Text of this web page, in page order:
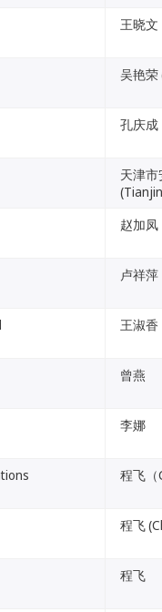
王晓文
吴艳荣
孔庆成
天津
赵加凤
卢祥萍
王淑香
曾燕
李娜
程飞（
程飞
程飞